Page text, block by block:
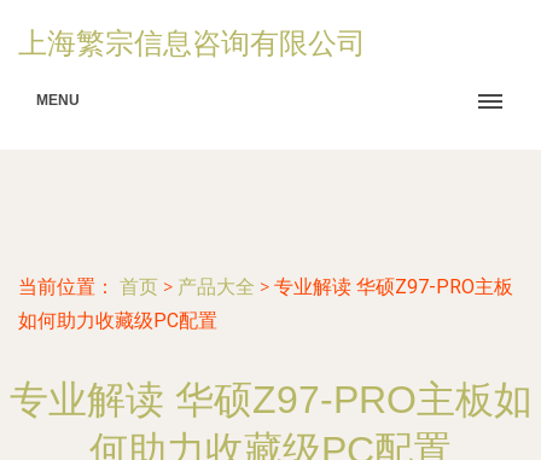
上海繁宗信息咨询有限公司
MENU
当前位置： 首页 > 产品大全 > 专业解读 华硕Z97-PRO主板
如何助力收藏级PC配置
专业解读 华硕Z97-PRO主板如
何助力收藏级PC配置